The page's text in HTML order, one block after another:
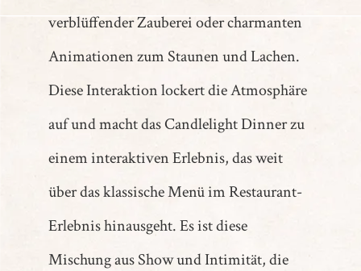
verblüffender Zauberei oder charmanten
Animationen zum Staunen und Lachen.
Diese Interaktion lockert die Atmosphäre
auf und macht das Candlelight Dinner zu
einem interaktiven Erlebnis, das weit
über das klassische Menü im Restaurant-
Erlebnis hinausgeht. Es ist diese
Mischung aus Show und Intimität, die